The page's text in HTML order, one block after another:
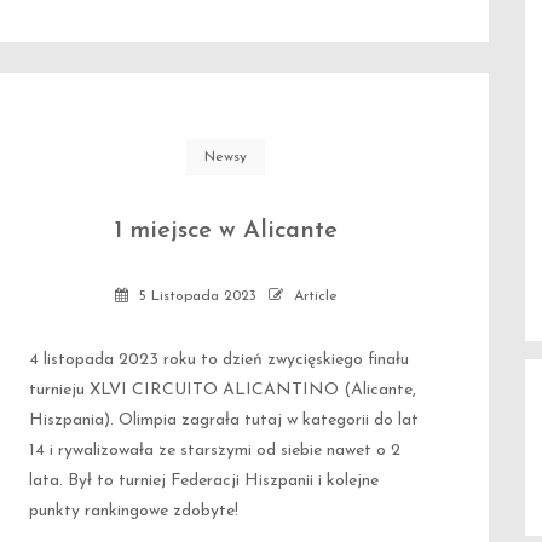
Newsy
1 miejsce w Alicante
5 Listopada 2023 Article
4 listopada 2023 roku to dzień zwycięskiego finału
turnieju XLVI CIRCUITO ALICANTINO (Alicante,
Hiszpania). Olimpia zagrała tutaj w kategorii do lat
14 i rywalizowała ze starszymi od siebie nawet o 2
lata. Był to turniej Federacji Hiszpanii i kolejne
punkty rankingowe zdobyte!